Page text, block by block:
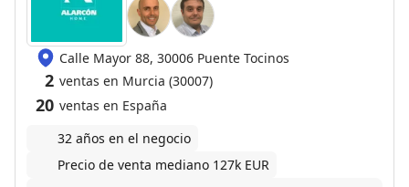
Calle Mayor 88, 30006 Puente Tocinos
2 ventas en Murcia (30007)
20 ventas en España
32 años en el negocio
Precio de venta mediano 127k EUR